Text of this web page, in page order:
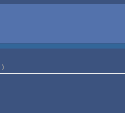
.)